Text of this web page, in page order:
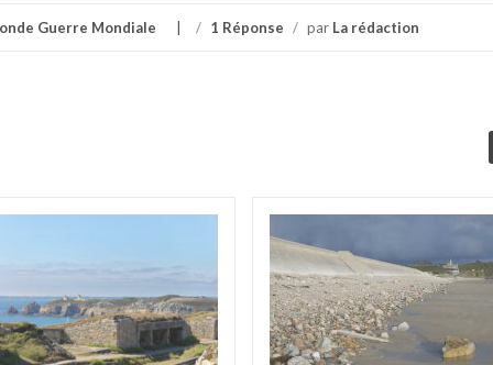
Guerre Mondiale / 1 Réponse / par La rédaction